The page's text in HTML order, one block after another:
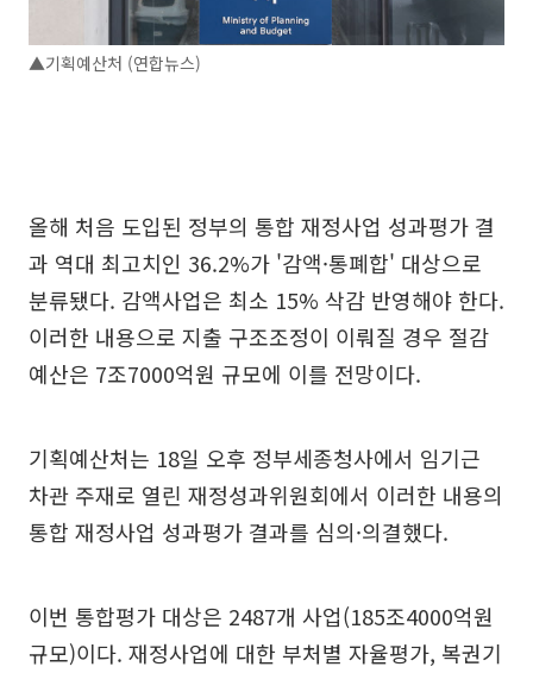
▲기획예산처 (연합뉴스)
올해 처음 도입된 정부의 통합 재정사업 성과평가 결
과 역대 최고치인 36.2%가 '감액·통폐합' 대상으로
분류됐다. 감액사업은 최소 15% 삭감 반영해야 한다.
이러한 내용으로 지출 구조조정이 이뤄질 경우 절감
예산은 7조7000억원 규모에 이를 전망이다.
기획예산처는 18일 오후 정부세종청사에서 임기근
차관 주재로 열린 재정성과위원회에서 이러한 내용의
통합 재정사업 성과평가 결과를 심의·의결했다.
이번 통합평가 대상은 2487개 사업(185조4000억원
규모)이다. 재정사업에 대한 부처별 자율평가, 복권기